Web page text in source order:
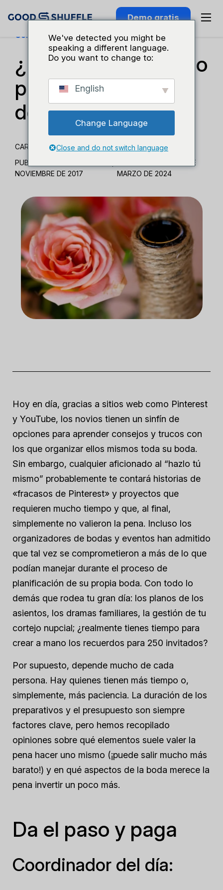
Demo gratis
Conocimiento Del Sector
¿Hacerlo yo mismo o
pagar por ello el día
de mi boda?
CARMEN BODZIAK
PUBLICADO EL 27 DE
NOVIEMBRE DE 2017
ACTUALIZADO EL 27 DE
MARZO DE 2024
Hoy en día, gracias a sitios web como Pinterest
y YouTube, los novios tienen un sinfín de
opciones para aprender consejos y trucos con
los que organizar ellos mismos toda su boda.
Sin embargo, cualquier aficionado al “hazlo tú
mismo” probablemente te contará historias de
«fracasos de Pinterest» y proyectos que
requieren mucho tiempo y que, al final,
simplemente no valieron la pena. Incluso los
organizadores de bodas y eventos han admitido
que tal vez se comprometieron a más de lo que
podían manejar durante el proceso de
planificación de su propia boda. Con todo lo
demás que rodea tu gran día: los planos de los
asientos, los dramas familiares, la gestión de tu
cortejo nupcial; ¿realmente tienes tiempo para
crear a mano los recuerdos para 250 invitados?
Por supuesto, depende mucho de cada
persona. Hay quienes tienen más tiempo o,
simplemente, más paciencia. La duración de los
preparativos y el presupuesto son siempre
factores clave, pero hemos recopilado
opiniones sobre qué elementos suele valer la
pena hacer uno mismo (¡puede salir mucho más
barato!) y en qué aspectos de la boda merece la
pena invertir un poco más.
Da el paso y paga
Coordinador del día:
We've detected you might be
speaking a different language.
Do you want to change to:
English
Change Language
Close and do not switch language